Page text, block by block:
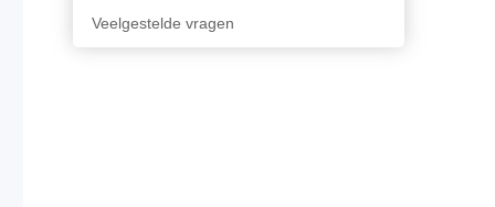
Veelgestelde vragen